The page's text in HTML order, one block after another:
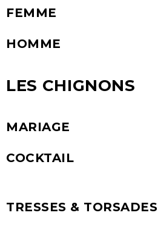
FEMME
HOMME
LES CHIGNONS
MARIAGE
COCKTAIL
TRESSES & TORSADES